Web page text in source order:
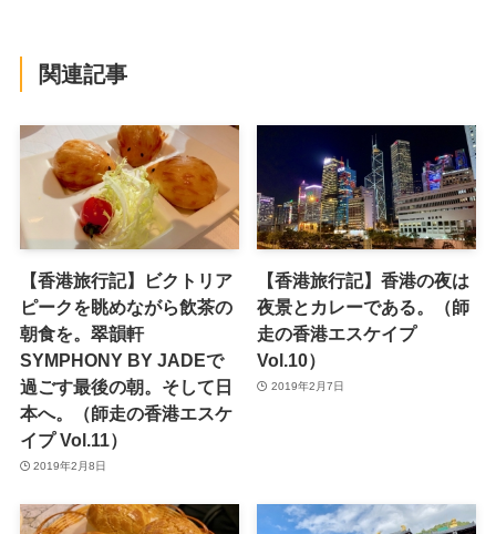
関連記事
【香港旅行記】ビクトリア
ピークを眺めながら飲茶の
朝食を。翠韻軒
SYMPHONY BY JADEで
過ごす最後の朝。そして日
本へ。（師走の香港エスケ
イプ Vol.11）
2019年2月8日
【香港旅行記】香港の夜は
夜景とカレーである。（師
走の香港エスケイプ
Vol.10）
2019年2月7日